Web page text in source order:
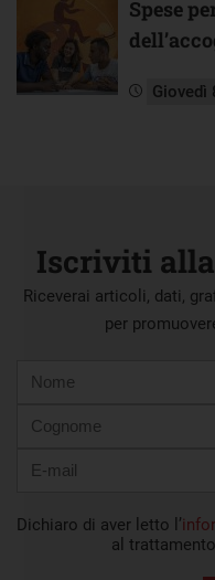
Spese
Giovedì
Iscriviti alla
Riceverai articoli, dati,
per
mail
Dichiaro di aver letto l’
al